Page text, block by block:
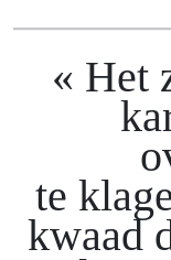
Het
te
kwaad